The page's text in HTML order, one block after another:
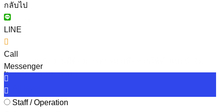
40-80
หลักสูตรให้เหมาะสม)
Staff / Operation
กลับไป
LINE
Call
Messenger